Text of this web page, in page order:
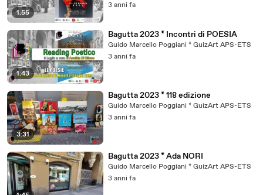
1:55
3 anni fa
1:43
Bagutta 2023 * Incontri di POESIA
Guido Marcello Poggiani * GuizArt APS-ETS
3 anni fa
3:31
Bagutta 2023 * 118 edizione
Guido Marcello Poggiani * GuizArt APS-ETS
3 anni fa
Bagutta 2023 * Ada NORI
Guido Marcello Poggiani * GuizArt APS-ETS
3 anni fa